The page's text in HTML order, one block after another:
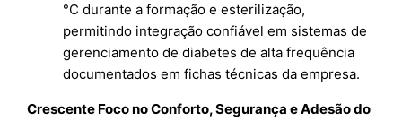
°C durante a formação e esterilização,
permitindo integração confiável em sistemas de
gerenciamento de diabetes de alta frequência
documentados em fichas técnicas da empresa.
Crescente Foco no Conforto, Segurança e Adesão do